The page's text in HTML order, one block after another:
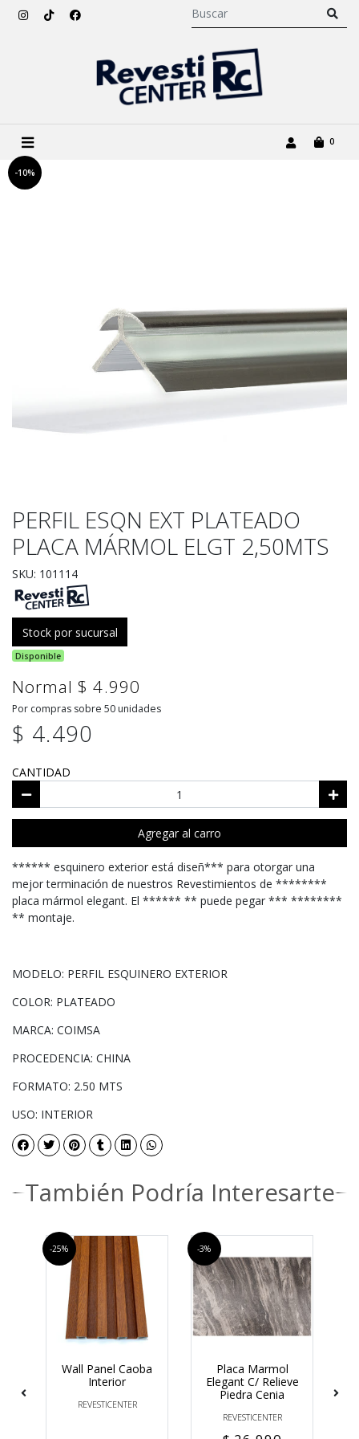
0
-10%
PERFIL ESQN EXT PLATEADO
PLACA MÁRMOL ELGT 2,50MTS
SKU: 101114
Stock por sucursal
Disponible
Normal $ 4.990
Por compras sobre 50 unidades
$ 4.490
CANTIDAD
Agregar al carro
****** esquinero exterior está diseñ*** para otorgar una
mejor terminación de nuestros Revestimientos de ********
placa mármol elegant. El ****** ** puede pegar *** ********
** montaje.
MODELO: PERFIL ESQUINERO EXTERIOR
COLOR: PLATEADO
MARCA: COIMSA
PROCEDENCIA: CHINA
FORMATO: 2.50 MTS
USO: INTERIOR
También Podría Interesarte
-25%
Wall Panel Caoba
Interior
REVESTICENTER
-3%
Placa Marmol
Elegant C/ Relieve
Piedra Cenia
REVESTICENTER